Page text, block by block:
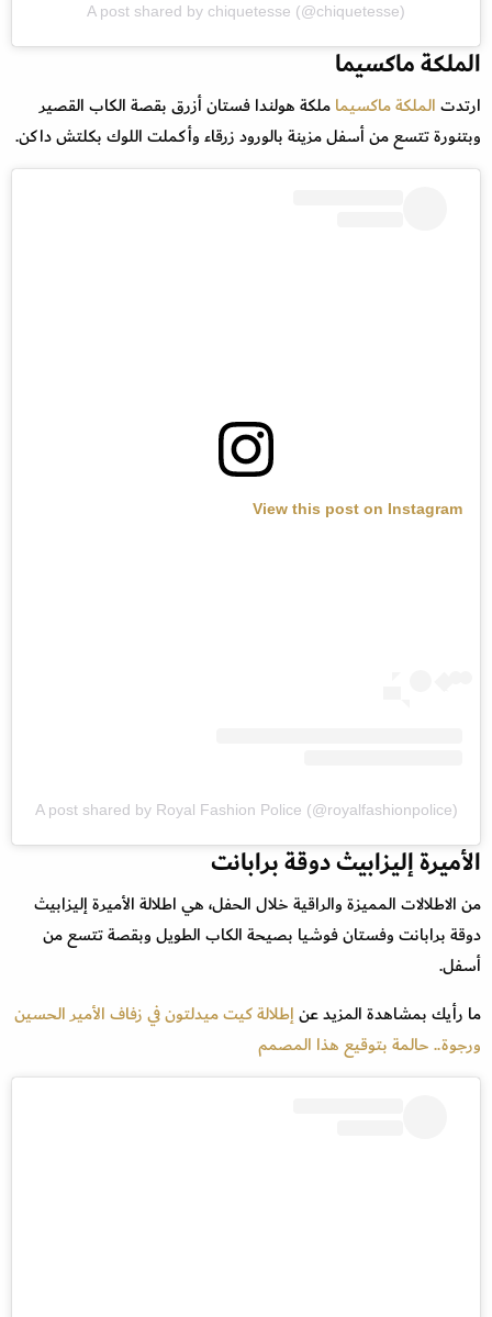
A post shared by chiquetesse (@chiquetesse)
الملكة ماكسيما
ارتدتالملكة ماكسيماملكة هولندا فستان أزرق بقصة الكاب القصير
وبتنورة تتسع من أسفل مزينة بالورود زرقاء وأكملت اللوك بكلتش داكن.
View this post on Instagram
A post shared by Royal Fashion Police (@royalfashionpolice)
الأميرة إليزابيث دوقة برابانت
من الاطلالات المميزة والراقية خلال الحفل، هي اطلالة الأميرة إليزابيث
دوقة برابانت وفستان فوشيا بصيحة الكاب الطويل وبقصة تتسع من
أسفل.
ما رأيك بمشاهدة المزيد عنإطلالة كيت ميدلتون في زفاف الأمير الحسين
ورجوة.. حالمة بتوقيع هذا المصمم